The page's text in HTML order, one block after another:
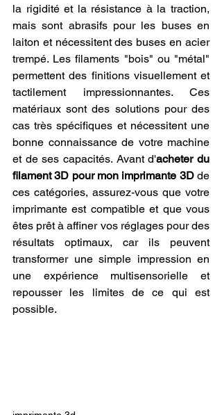
la rigidité et la résistance à la traction,
mais sont abrasifs pour les buses en
laiton et nécessitent des buses en acier
trempé. Les filaments "bois" ou "métal"
permettent des finitions visuellement et
tactilement impressionnantes. Ces
matériaux sont des solutions pour des
cas très spécifiques et nécessitent une
bonne connaissance de votre machine
et de ses capacités. Avant d'acheter du
filament 3D pour mon imprimante 3D de
ces catégories, assurez-vous que votre
imprimante est compatible et que vous
êtes prêt à affiner vos réglages pour des
résultats optimaux, car ils peuvent
transformer une simple impression en
une expérience multisensorielle et
repousser les limites de ce qui est
possible.